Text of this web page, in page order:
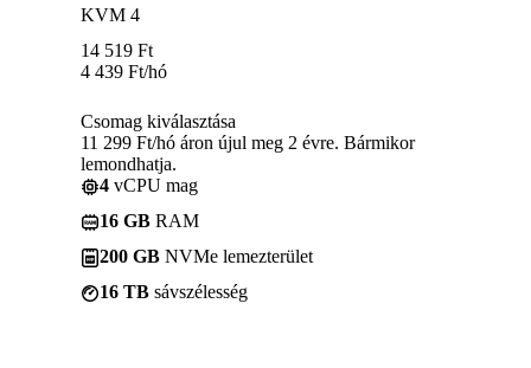
KVM 4
14 519 Ft
4 439 Ft/hó
Csomag kiválasztása
11 299 Ft/hó áron újul meg 2 évre. Bármikor
lemondhatja.
4 vCPU mag
16 GB RAM
200 GB NVMe lemezterület
16 TB sávszélesség